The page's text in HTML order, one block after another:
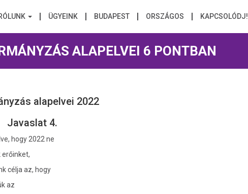
ÜGYEINK BUDAPEST ORSZÁGOS KAPCSOLÓDJ!
ALAPELVEI 6 PONTBAN
alapelvei 2022
Javaslat 4.
hogy 2022 ne
célja az, hogy
az